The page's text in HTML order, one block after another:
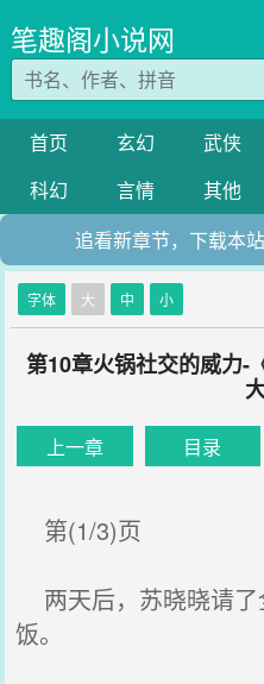
笔趣阁小说网
首页 玄幻 武侠
科幻
言情 其他
追看新章节，下载本
字体 大 中 小
第10章火锅社交的威力-
上一章 目录
第(1/3)页
两天后，苏晓晓请了
饭。